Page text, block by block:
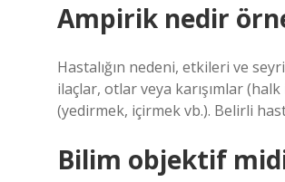
Ampirik nedir
Hastalığın nedeni, etkileri ve
ilaçlar, otlar veya karışımlar
(yedirmek, içirmek vb.). Belirli
Bilim objektif